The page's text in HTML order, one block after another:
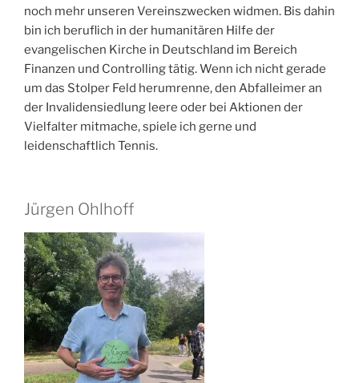
noch mehr unseren Vereinszwecken widmen. Bis dahin
bin ich beruflich in der humanitären Hilfe der
evangelischen Kirche in Deutschland im Bereich
Finanzen und Controlling tätig. Wenn ich nicht gerade
um das Stolper Feld herumrenne, den Abfalleimer an
der Invalidensiedlung leere oder bei Aktionen der
Vielfalter mitmache, spiele ich gerne und
leidenschaftlich Tennis.
Jürgen Ohlhoff